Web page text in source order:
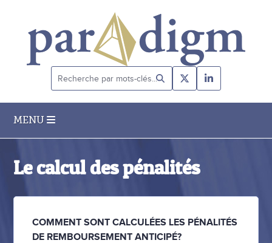
Recherche
par
mots-
clés...
MENU
Le calcul des pénalités
COMMENT SONT CALCULÉES LES PÉNALITÉS
DE REMBOURSEMENT ANTICIPÉ?